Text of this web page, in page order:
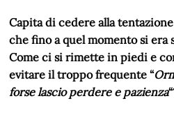
Capita di cedere alla
che fino a quel momento si era
Come ci si rimette in piedi e
evitare il troppo frequente “
forse lascio perdere e pazienza